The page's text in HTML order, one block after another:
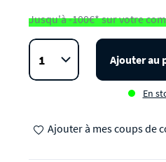
Jusqu'à -100€* sur votre
Ajouter au
En
Ajouter à mes coups de